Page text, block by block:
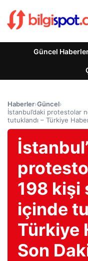
Güncel
Haberler›Güncel›
İstanbul’daki protestolar
tutuklandı – Türkiye
198 kişi
içinde
Türkiye
Son